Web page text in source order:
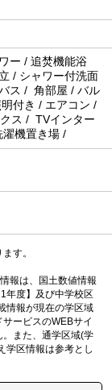
ー / 追焚機能浴
/ シャワー付洗面
ス / 角部屋 / バル
付き / エアコン /
ス / TVインター
機置き場 /
す。
報は、国土数値情報
年度】及び中学校区
情報が現在の学区域
ービスのWEBサイ
。また、通学区域(学
学区情報は参考とし